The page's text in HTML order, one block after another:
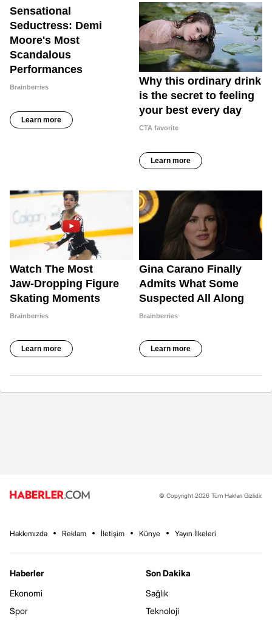
© Copyright 2026 Tüm Hakları Gizlidir.
Hakkımızda Reklam İletişim Künye Yayın İlkeleri
Haberler
Ekonomi
Spor
Son Dakika
Sağlık
Teknoloji